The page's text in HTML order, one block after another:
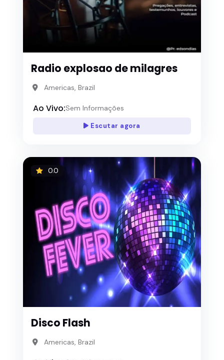
Radio explosao de milagres
Americas, Brazil
Ao Vivo:Sem Informações
Escutar agora
0.0
Disco Flash
Americas, Brazil